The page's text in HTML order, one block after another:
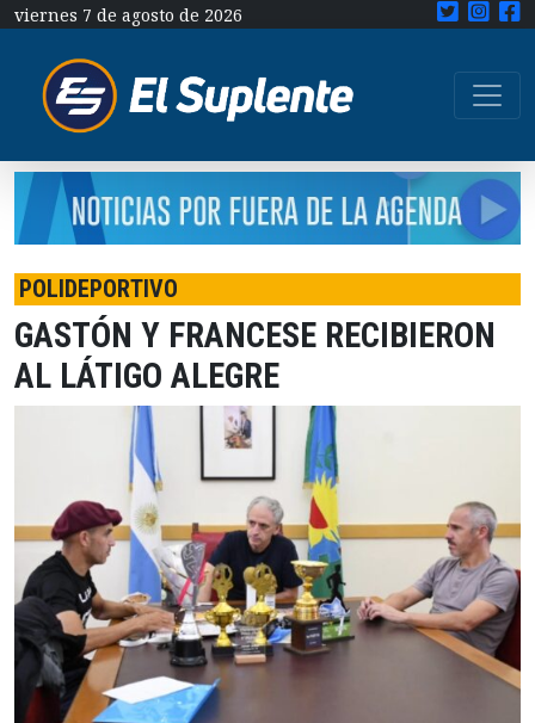
viernes 7 de agosto de 2026
POLIDEPORTIVO
GASTÓN Y FRANCESE RECIBIERON
AL LÁTIGO ALEGRE